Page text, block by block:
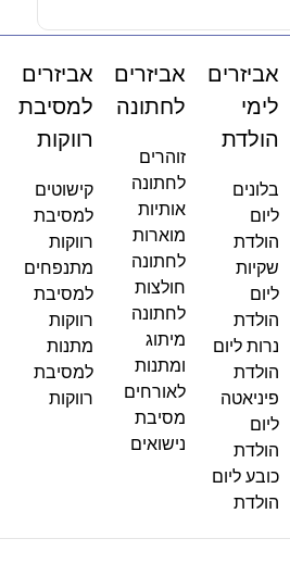
אביזרים
לימי
הולדת
בלונים
ליום
הולדת
שקיות
ליום
הולדת
נרות ליום
הולדת
פיניאטה
ליום
הולדת
כובע ליום
הולדת
אביזרים
לחתונה
זוהרים
לחתונה
אותיות
מוארות
לחתונה
חולצות
לחתונה
מיתוג
ומתנות
לאורחים
מסיבת
נישואים
אביזרים
למסיבת
רווקות
קישוטים
למסיבת
רווקות
מתנפחים
למסיבת
רווקות
מתנות
למסיבת
רווקות